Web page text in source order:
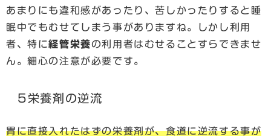
あまりにも違和感があったり、苦しかったりすると睡
眠中でもむせてしまう事がありますね。しかし利用
者、特に経管栄養の利用者はむせることすらできませ
ん。細心の注意が必要です。
5栄養剤の逆流
胃に直接入れたはずの栄養剤が、食道に逆流する事が